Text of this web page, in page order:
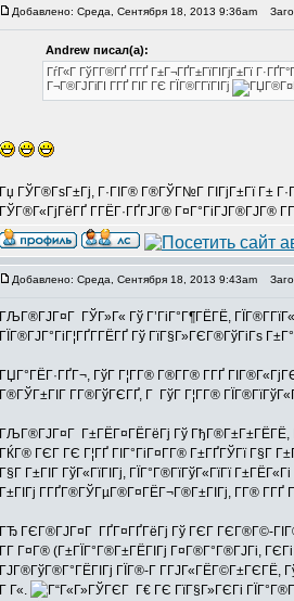
Добавлено: Среда, Сентября 18, 2013 9:36am
Andrew писал(а):
ГѓГ«Г ГўГ­Г®ГҐ Г­ГҐ Г±Г¬ГҐГ±ГїГІГјГ±Гї
Г¬Г®ГЈГіГІ Г­ГҐ ГІГ ГЄ ГЇГ®Г­ГїГІГј
Гџ ГЎГ®ГѕГ±Гј, Г·ГІГ® Г®ГЎГ№Г ГІГјГ±Гї Г±
ГЎГ®Г«ГјГёГҐ Г­ГЁГ·ГҐГЈГ® Г¤Г°ГіГЈГ®ГЈГ®
Добавлено: Среда, Сентября 18, 2013 9:43am
ГЉГ®ГЈГ¤Г ГЎГ»Г« Гў Г’ГіГ°Г¶ГЁГЁ,
ГЇГ®ГЈГ°ГіГ¦ГҐГ­ГЁГҐ Гў ГїГ§Г»ГЄГ®ГўГіГѕ
ГЏГ°ГЁГ·ГҐГ¬, ГўГ Г¦Г­Г® Г®Г­Г® Г­ГҐ
Г®ГЎГ±ГІГ Г­Г®ГўГЄГҐ, Г ГўГ Г¦Г­Г®
ГЉГ®ГЈГ¤Г Г±ГЁГ¤ГЁГёГј Гў ГђГ®Г±Г±ГЁГЁ,
ГЌГ® ГЄГ ГЄ Г¦ГҐ ГІГ°ГіГ¤Г­Г® Г±ГҐГЎГї Г§Г
Г§Г Г±ГІГ ГўГ«ГїГІГј, ГЇГ°Г®ГїГўГ«ГїГї
Г±ГІГј Г­ГҐГ®ГЎГµГ®Г¤ГЁГ¬Г®Г±ГІГј, Г­Г® Г­ГҐ
ГЂ ГЄГ®ГЈГ¤Г ГҐГ¤ГҐГёГј Гў ГЄГ ГЄГ®Г©-
Г­Г Г¤Г® (Г±ГЇГ°Г®Г±ГЁГІГј Г¤Г®Г°Г®ГЈГі,
ГЈГ®ГўГ®Г°ГЁГІГј ГЇГ®-Г Г­ГЈГ«ГЁГ©Г±ГЄГЁ,
Г Г«.
Г€ ГЄ ГїГ§Г»ГЄГі